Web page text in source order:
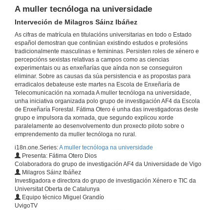
A muller tecnóloga na universidade
Interveción de Milagros Sáinz Ibáñez
As cifras de matrícula en titulacións universitarias en todo o Estado
español demostran que continúan existindo estudos e profesións
tradicionalmente masculinas e femininas. Persisten roles de xénero e
percepcións sexistas relativas a campos como as ciencias
experimentais ou as enxeñarías que aínda non se conseguiron
eliminar. Sobre as causas da súa persistencia e as propostas para
erradicalos debateuse este martes na Escola de Enxeñaría de
Telecomunicación na xornada A muller tecnóloga na universidade,
unha iniciativa organizada polo grupo de investigación AF4 da Escola
de Enxeñaría Forestal. Fátima Otero é unha das investigadoras deste
grupo e impulsora da xornada, que segundo explicou xorde
paralelamente ao desenvolvemento dun proxecto piloto sobre o
emprendemento da muller tecnóloga no rural.
i18n.one.Series:A muller tecnóloga na universidade
Presenta: Fátima Otero Dios
Colaboradora do grupo de investigación AF4 da Universidade de Vigo
Milagros Sáinz Ibáñez
Investigadora e directora do grupo de investigación Xénero e TIC da
Universitat Oberta de Catalunya
Equipo técnico Miguel Grandío
UvigoTV